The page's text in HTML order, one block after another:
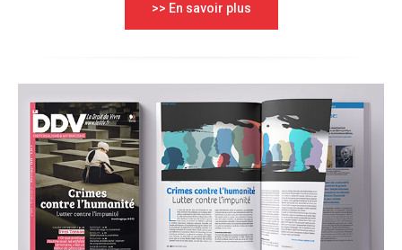
>> En savoir plus